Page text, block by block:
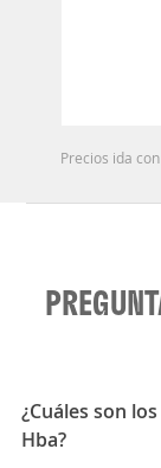
Precios ida
¿Cuáles son
Hba?